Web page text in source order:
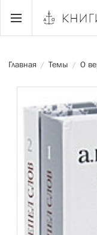
Главная / Темы / О